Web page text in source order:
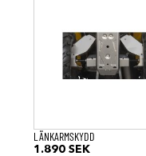
LÄNKARMSKYDD
1.890 SEK